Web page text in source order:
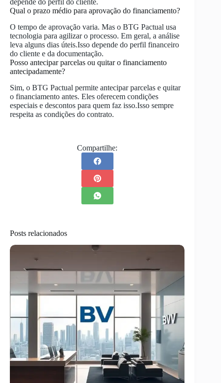
depende do perfil do cliente.
Qual o prazo médio para aprovação do financiamento?
O tempo de aprovação varia. Mas o BTG Pactual usa
tecnologia para agilizar o processo. Em geral, a análise
leva alguns dias úteis.Isso depende do perfil financeiro
do cliente e da documentação.
Posso antecipar parcelas ou quitar o financiamento
antecipadamente?
Sim, o BTG Pactual permite antecipar parcelas e quitar
o financiamento antes. Eles oferecem condições
especiais e descontos para quem faz isso.Isso sempre
respeita as condições do contrato.
Compartilhe:
Posts relacionados